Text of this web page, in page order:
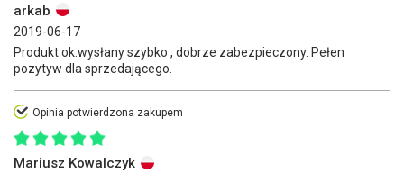
arkab
2019-06-17
Produkt ok.wysłany szybko , dobrze zabezpieczony. Pełen
pozytyw dla sprzedającego.
Opinia potwierdzona zakupem
Mariusz Kowalczyk